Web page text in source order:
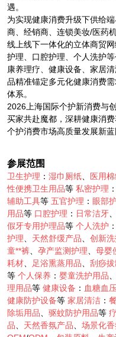
遇。
为实现健康消费升级下供给
商、经销商、连锁美妆/医药
线上线下一体化的立体商贸
护理、口腔护理、个人洗护
康养理疗、健康设备、家居
品精准锚定多元化健康消费
体系。
2026上海国际个护新消费与
买家共赴魔都，深耕健康消
个护消费市场高质量发展新蓝
参展范围
卫生护理 ： 湿巾厕纸 医用
性便携卫生用品等 私密护理 ：
辅助工具等 五官护理 ： 眼部
用品等 口腔护理 ： 日常洁牙
假牙专用护理品等 个人洗护 ：
护理
天然舒缓产品 创新
童**裤
孕产监测护理 母婴
耗材
足浴熏蒸用品 刮痧
等 个人保养 ： 婴童洗护用品
理用品等 健康设备 ： 血糖血
健康防护设备等 家居清洁 ：
除垢用品
驱蚊防护用品等
品
天然香氛产品 场景化